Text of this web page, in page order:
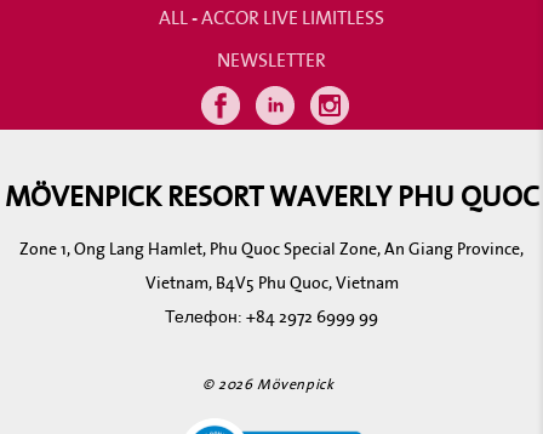
ALL - ACCOR LIVE LIMITLESS
NEWSLETTER
MÖVENPICK RESORT WAVERLY PHU QUOC
Zone 1, Ong Lang Hamlet, Phu Quoc Special Zone, An Giang Province,
Vietnam, B4V5 Phu Quoc, Vietnam
Телефон:+84 2972 6999 99
© 2026 Mövenpick